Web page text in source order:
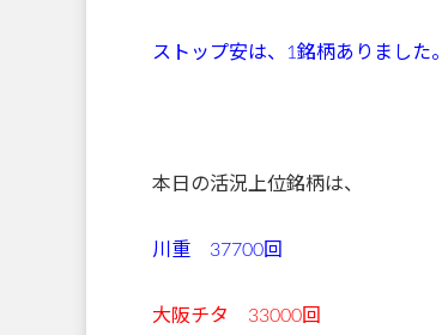
ストップ安は、1銘柄ありました。
本日の活況上位銘柄は、
川重 37700回
大阪チタ 33000回